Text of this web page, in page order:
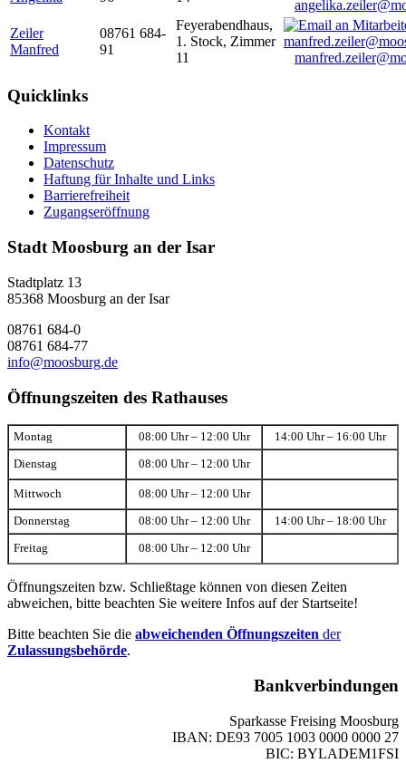
Zeiler
Manfred
08761 684-
91
Feyerabendhaus,
1. Stock, Zimmer
11
Quicklinks
Kontakt
Impressum
Datenschutz
Haftung für Inhalte und Links
Barrierefreiheit
Zugangseröffnung
Stadt Moosburg an der Isar
Stadtplatz 13
85368 Moosburg an der Isar
08761 684-0
08761 684-77
info@moosburg.de
Öffnungszeiten des Rathauses
Montag 08:00 Uhr – 12:00 Uhr 14:00 Uhr – 16:00 Uhr
Dienstag 08:00 Uhr – 12:00 Uhr
Mittwoch 08:00 Uhr – 12:00 Uhr
Donnerstag 08:00 Uhr – 12:00 Uhr 14:00 Uhr – 18:00 Uhr
Freitag 08:00 Uhr – 12:00 Uhr
Öffnungszeiten bzw. Schließtage können von diesen Zeiten
abweichen, bitte beachten Sie weitere Infos auf der Startseite!
Bitte beachten Sie die abweichenden Öffnungszeiten der
Zulassungsbehörde.
Bankverbindungen
Sparkasse Freising Moosburg
IBAN: DE93 7005 1003 0000 0000 27
BIC: BYLADEM1FSI